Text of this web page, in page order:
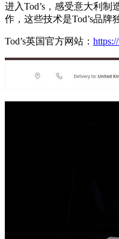
进入Tod’s，感受意大利
作，这些技术是Tod’s品牌
Tod’s英国官方网站：